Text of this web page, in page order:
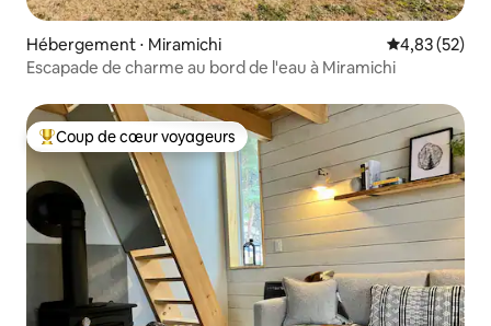
Hébergement ⋅ Miramichi Évaluation
4,83 (52)
Escapade de charme au bord de l'eau à Miramichi
Coups de cœur voyageurs les plus appréciés
Coup de cœur voyageurs